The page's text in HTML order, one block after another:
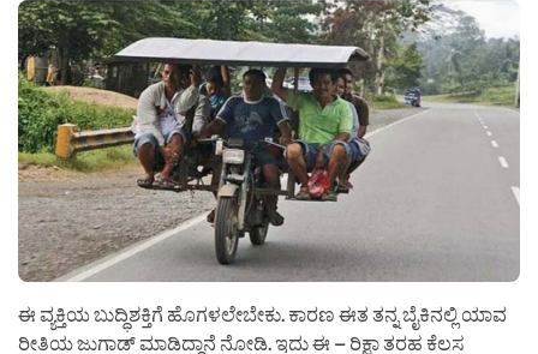
ಈ ವ್ಯಕ್ತಿಯ ಬುದ್ಧಿಶಕ್ತಿಗೆ ಹೊಗಳಲೇಬೇಕು. ಕಾರಣ ಈತ ತನ್ನ ಬೈಕಿನಲ್ಲಿ ಯಾವ
ರೀತಿಯ ಜುಗಾಡ್ ಮಾಡಿದ್ದಾನೆ ನೋಡಿ. ಇದು ಈ – ರಿಕ್ಷಾ ತರಹ ಕೆಲಸ